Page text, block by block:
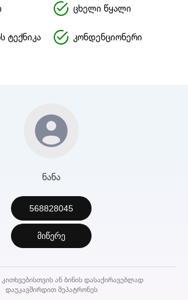
ცხელი წყალი
ტექნიკა კონდენციონერი
ნანა
568828045
მიწერე
ან ბინის დასაქირავებლად
დაუკავშირდით მეპატრონეს